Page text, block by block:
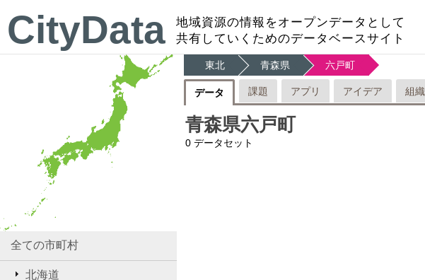
CityData
地域資源の情報をオープンデータとして
共有していくためのデータベースサイト
全ての市町村
北海道
東北 青森県 六戸町
データ 課題 アプリ アイデア 組織
青森県六戸町
0 データセット